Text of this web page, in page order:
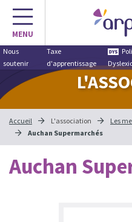
Aller
contenu
MENU
Nous
soutenir
Taxe
d'apprentissage
Accueil L'association
Les
Auchan Supermarchés
Auchan